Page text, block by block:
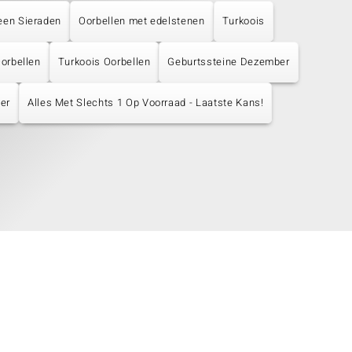
Sieraden Oorbellen met edelstenen Turkoois
Turkoois Oorbellen Geburtssteine Dezember
Alles Met Slechts 1 Op Voorraad - Laatste Kans!